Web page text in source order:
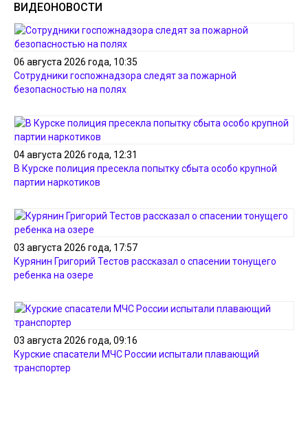
ВИДЕОНОВОСТИ
06 августа 2026 года, 10:35
Сотрудники госпожнадзора следят за пожарной
безопасностью на полях
04 августа 2026 года, 12:31
В Курске полиция пресекла попытку сбыта особо крупной
партии наркотиков
03 августа 2026 года, 17:57
Курянин Григорий Тестов рассказал о спасении тонущего
ребенка на озере
03 августа 2026 года, 09:16
Курские спасатели МЧС России испытали плавающий
транспортер